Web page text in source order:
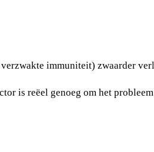
immuniteit) zwaarder
is reëel genoeg om het